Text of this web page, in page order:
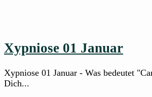
Xypniose 01 Januar
Xypniose 01 Januar - Was bedeutet
Dich...